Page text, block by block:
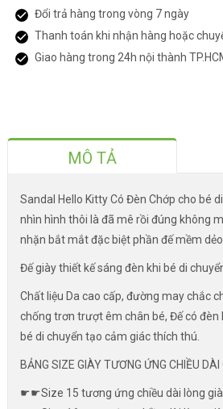
Đổi trả hàng trong vòng 7 ngày
Thanh toán khi nhận hàng hoặc
Giao hàng trong 24h nội thành
MÔ TẢ
Sandal Hello Kitty Có Đèn Chớp cho bé
nhìn hình thôi là đã mê rồi đúng không
nhặn bắt mắt đặc biệt phần đế mềm
Đế giày thiết kế sáng đèn khi bé di
Chất liệu Da cao cấp, đường may chắc
chống trơn trượt êm chân bé, Đế có đèn
bé di chuyển tạo cảm giác thích thú.
BẢNG SIZE GIÀY TƯƠNG ỨNG CHIỀU DÀI
☛☛Size 15 tương ứng chiều dài lòng